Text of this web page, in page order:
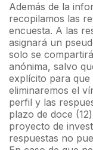
Además de la
recopilamos las
encuesta. A las
asignará un
solo se
anónima, salvo
explícito para que
eliminaremos el
perfil y las
plazo de doce
proyecto de
respuestas no